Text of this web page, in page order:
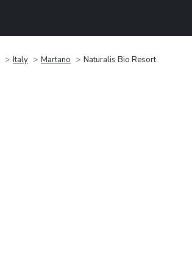
Italy Martano Naturalis Bio Resort